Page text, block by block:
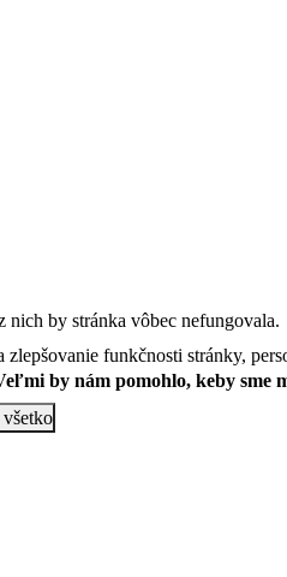
nich by stránka vôbec nefungovala.
funkčnosti stránky,
by nám pomohlo, keby sme